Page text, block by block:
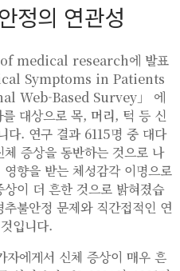
정의 연관성
medical research에 발표
Symptoms in Patients
Based Survey」 에
대상으로 목, 머리, 턱 등 신
다. 연구 결과 6115명 중 대다
증상을 동반하는 것으로 나
향을 받는 체성감각 이명으로
이 더 흔한 것으로 밝혀졌습
불안정 문제와 직간접적인 연
입니다.
자에게서 신체 증상이 매우 흔